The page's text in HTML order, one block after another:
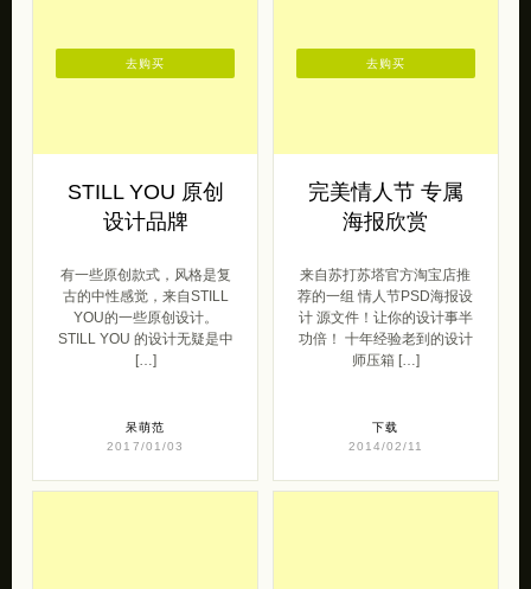
STILL YOU 原创
设计品牌
有一些原创款式，风格是复
古的中性感觉，来自STILL
YOU的一些原创设计。
STILL YOU 的设计无疑是中
[…]
呆萌范
2017/01/03
去购买
完美情人节 专属
海报欣赏
来自苏打苏塔官方淘宝店推
荐的一组 情人节PSD海报设
计 源文件！让你的设计事半
功倍！ 十年经验老到的设计
师压箱 […]
下载
2014/02/11
去购买